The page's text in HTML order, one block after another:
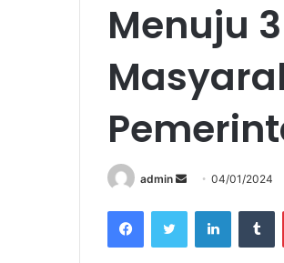
Menuju
admin
Send
email
04/01/2024
FacebookTwitter LinkedIn